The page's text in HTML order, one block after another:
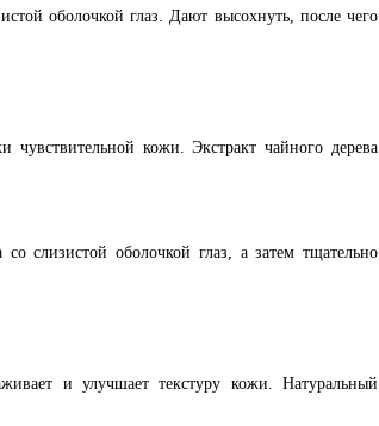
оболочкой глаз. Дают высохнуть, после чего
кожи. Экстракт чайного дерева
слизистой оболочкой глаз, а затем тщательно
и улучшает текстуру кожи. Натуральный